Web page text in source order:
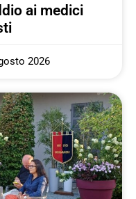
ai medici
2026